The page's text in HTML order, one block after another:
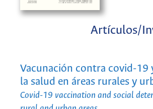
Artículos/
Vacunación contra covid-19
la salud en áreas rurales y
Covid-19 vaccination and social